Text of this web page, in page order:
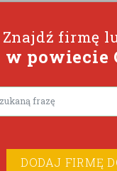
Znajdź firmę
w powiecie
DODAJ FIRMĘ